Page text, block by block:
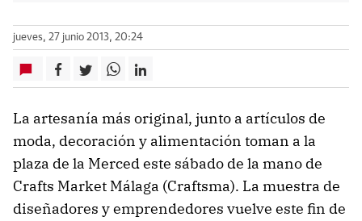
jueves, 27 junio 2013, 20:24
La artesanía más original, junto a artículos de
moda, decoración y alimentación toman a la
plaza de la Merced este sábado de la mano de
Crafts Market Málaga (Craftsma). La muestra de
diseñadores y emprendedores vuelve este fin de